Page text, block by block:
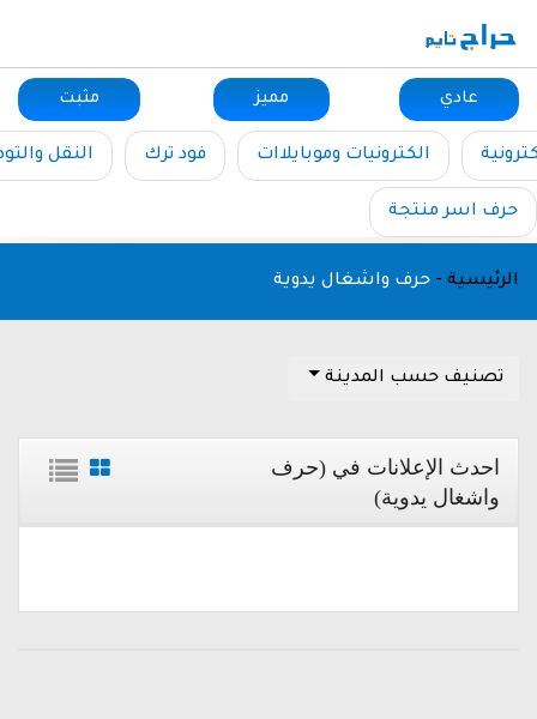
عادي مميز مثبت
الكترونيات وموبايلاات فود ترك النقل
حرف اسر منتجة
الرئيسية - حرف واشغال يدوية
تصنيف حسب المدينة
احدث الإعلانات في (حرف
واشغال يدوية)